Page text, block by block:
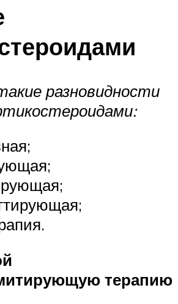
разновидности
терапию